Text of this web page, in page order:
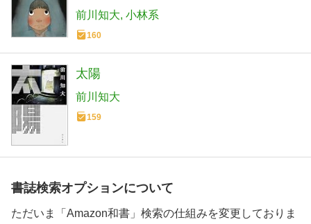
前川知大 小林系
160
太陽
前川知大
159
書誌検索オプションについて
ただいま「Amazon和書」検索の仕組みを変更しておりま